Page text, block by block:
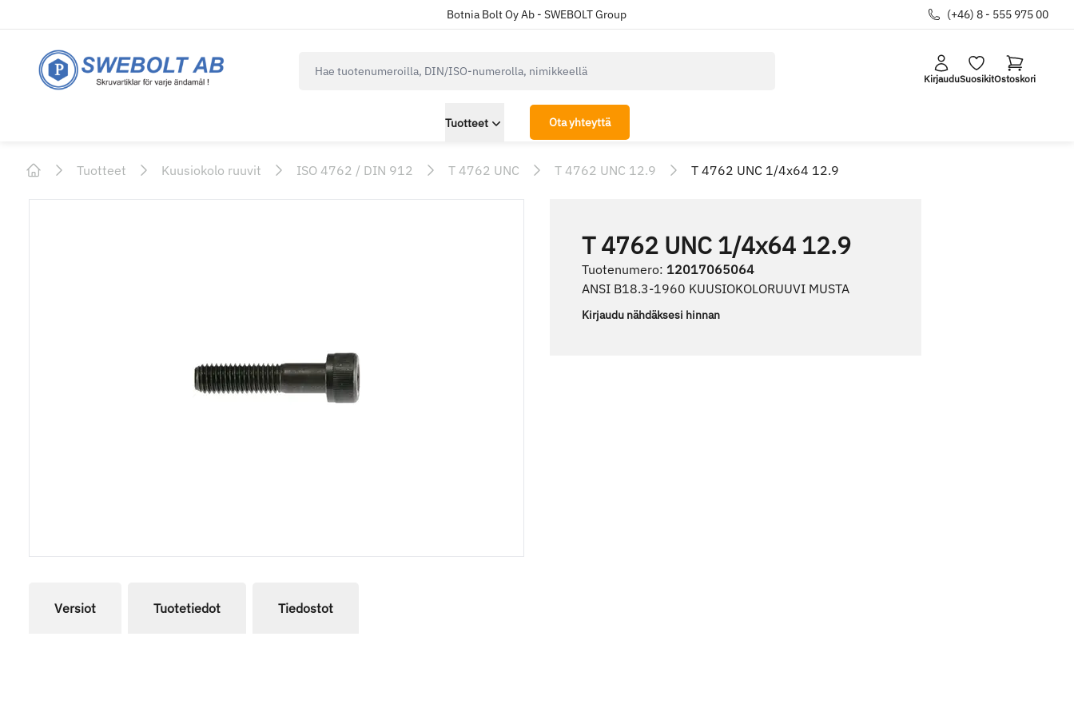
Botnia Bolt Oy Ab - SWEBOLT Group (+46) 8 - 555 975 00
KirjauduSuosikitOstoskori
Tuotteet Ota yhteyttä
Tuotteet Kuusiokolo ruuvit ISO 4762 / DIN 912 T 4762 UNC T 4762 UNC 12.9 T 4762 UNC 1/4x64 12.9
T 4762 UNC 1/4x64 12.9
Tuotenumero: 12017065064
ANSI B18.3-1960 KUUSIOKOLORUUVI MUSTA
Kirjaudu nähdäksesi hinnan
Versiot Tuotetiedot Tiedostot